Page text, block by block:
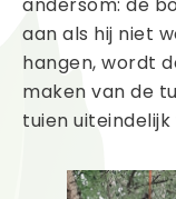
andersom: de
aan als hij niet
hangen, wordt
maken van de
tuien